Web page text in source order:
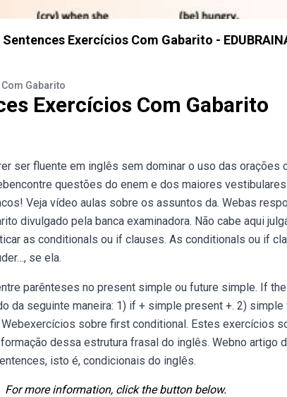
Exercícios Com Gabarito -
Gabarito
Exercícios Com Gabarito
ser fluente em inglês sem dominar o uso das orações
questões do enem e dos maiores
Veja vídeo aulas sobre os assuntos da. Webas
divulgado pela banca examinadora. Não cabe aqui
as conditionals ou if clauses. As conditionals ou if
se ela.
parênteses no present simple ou future simple. If
da seguinte maneira: 1) if + simple present +. 2)
sobre first conditional. Estes exercícios
dessa estrutura frasal do inglês. Webno artigo
isto é, condicionais do inglês.
For more information, click the button below.